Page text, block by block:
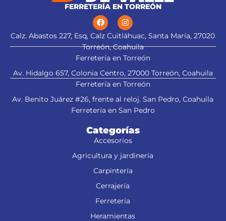
FERRETERÍA EN TORREÓN
Calz. Abastos 227, Esq, Calz Cuitláhuac, Santa María, 27020
Torreón, Coahuila
Ferretería en Torreón
Av. Hidalgo 657, Colonia Centro, 27000 Torreón, Coahuila
Ferretería en Torreón
Av. Benito Juárez #26, frente al reloj. San Pedro, Coahuila
Ferretería en San Pedro
Categorías
Accesorios
Agricultura y jardinería
Carpintería
Cerrajería
Ferretería
Heramientas